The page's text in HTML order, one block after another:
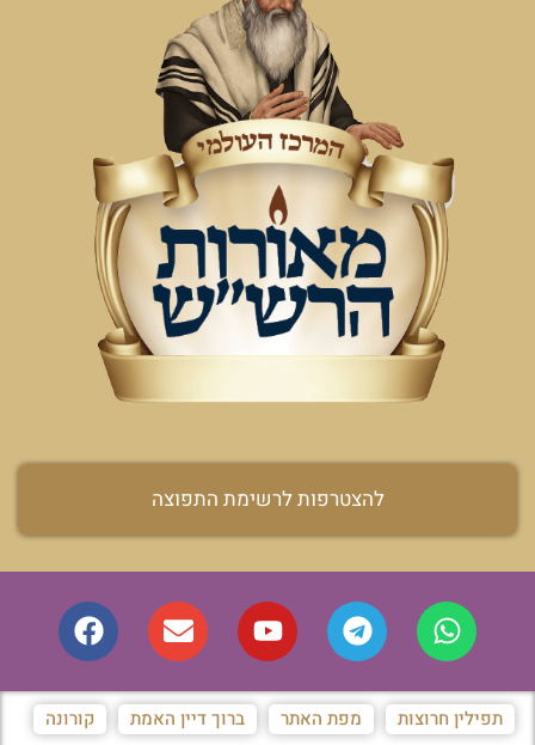
להצטרפות לרשימת התפוצה
תפילין חרוצות מפת האתר ברוך דיין האמת קורונה